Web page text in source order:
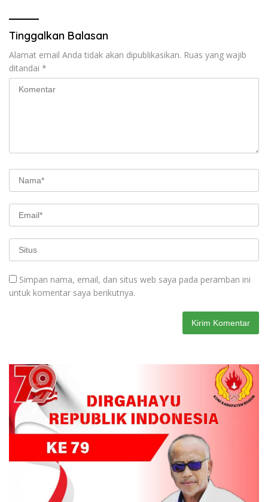
Tinggalkan Balasan
Alamat email Anda tidak akan dipublikasikan. Ruas yang wajib
ditandai *
Simpan nama, email, dan situs web saya pada peramban ini
untuk komentar saya berikutnya.